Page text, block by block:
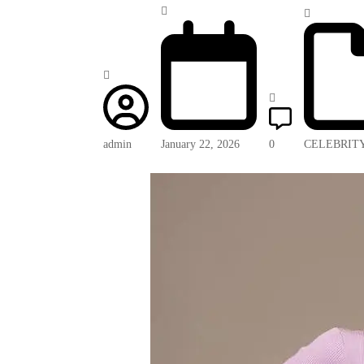
admin January 22, 2026 0